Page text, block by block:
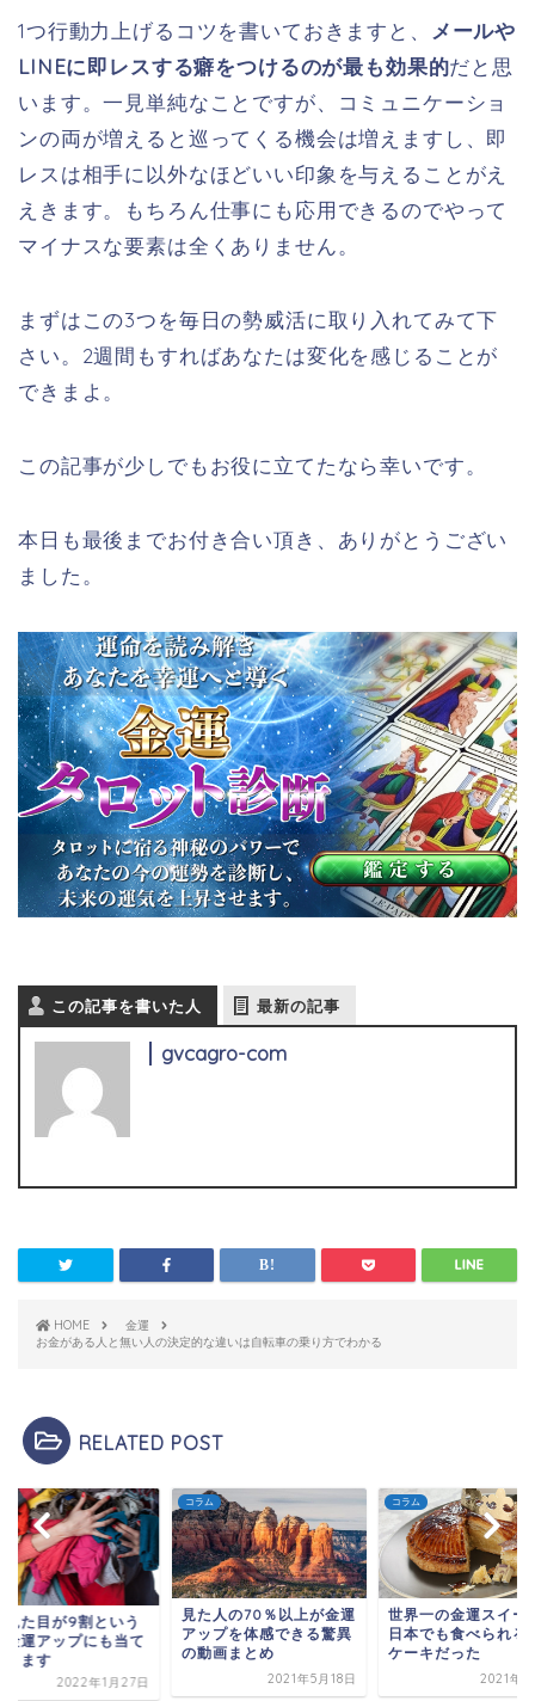
1つ行動力上げるコツを書いておきますと、
メールや
LINEに即レスする癖をつけるのが最も効果的だと思
います。一見単純なことですが、コミュニケーショ
ンの両が増えると巡ってくる機会は増えますし、即
レスは相手に以外なほどいい印象を与えることがえ
えきます。もちろん仕事にも応用できるのでやって
マイナスな要素は全くありません。
まずはこの3つを毎日の勢威活に取り入れてみて下
さい。2週間もすればあなたは変化を感じることが
できまよ。
この記事が少しでもお役に立てたなら幸いです。
本日も最後までお付き合い頂き、ありがとうござい
ました。
この記事を書いた人 最新の記事
gvcagro-com
HOME
金運
お金がある人と無い人の決定的な違いは自転車の乗り方でわかる
RELATED POST
見た目が9割という
金運アップにも当て
ります
2022年1月27日
コラム
見た人の70％以上が金運
アップを体感できる驚異
の動画まとめ
2021年5月18日
コラム
世界一の金運スイー
日本でも食べられる
ケーキだった
2021年6